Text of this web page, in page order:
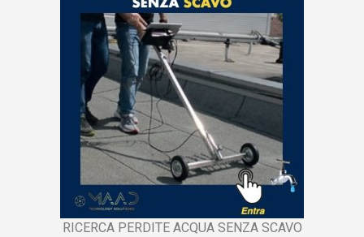
RICERCA PERDITE ACQUA SENZA SCAVO